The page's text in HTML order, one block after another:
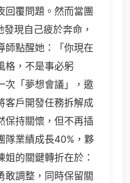
回覆問題。然而當團
現自己疲於奔命，
師點醒她：「你現在
格，不是事必躬
次「夢想會議」，邀
客戶開發任務拆解成
保持關懷，但不再插
隊業績成長40%，夥
的關鍵轉折在於：
敢調整，同時保留關